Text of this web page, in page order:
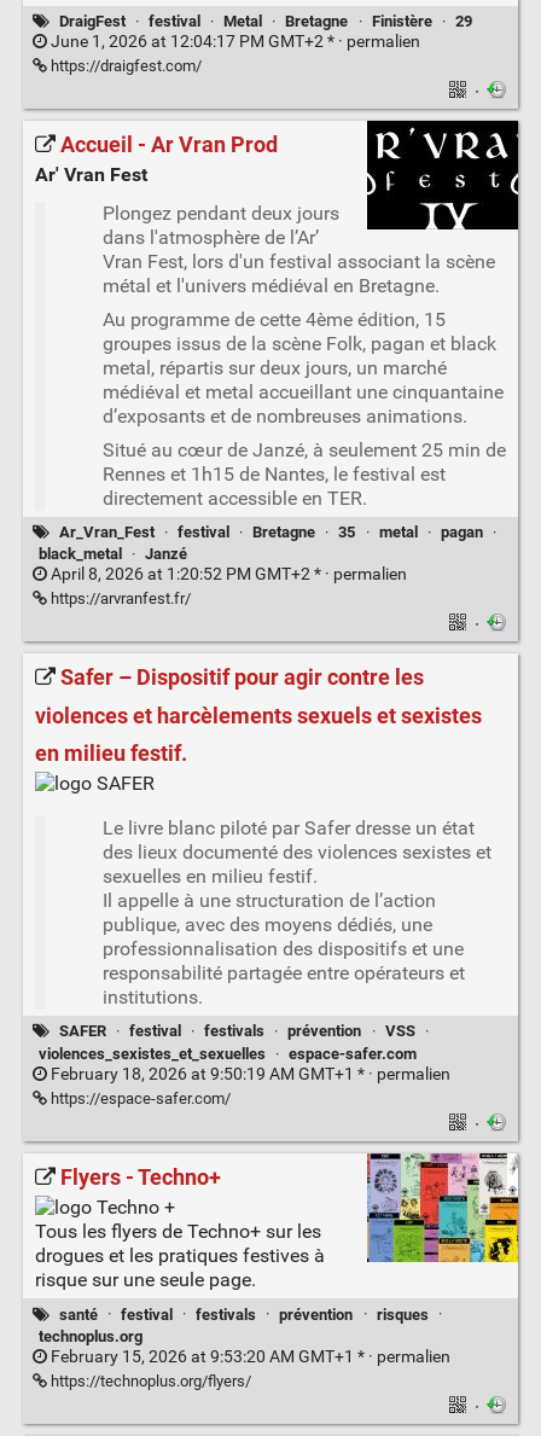
DraigFest · festival · Metal · Bretagne · Finistère · 29
June 1, 2026 at 12:04:17 PM GMT+2 * · permalien
https://draigfest.com/
·
Accueil - Ar Vran Prod
Ar' Vran Fest
Plongez pendant deux jours
dans l'atmosphère de l’Ar’
Vran Fest, lors d'un festival associant la scène
métal et l'univers médiéval en Bretagne.
Au programme de cette 4ème édition, 15
groupes issus de la scène Folk, pagan et black
metal, répartis sur deux jours, un marché
médiéval et metal accueillant une cinquantaine
d’exposants et de nombreuses animations.
Situé au cœur de Janzé, à seulement 25 min de
Rennes et 1h15 de Nantes, le festival est
directement accessible en TER.
Ar_Vran_Fest · festival · Bretagne · 35 · metal · pagan
·
black_metal
· Janzé
April 8, 2026 at 1:20:52 PM GMT+2 * · permalien
https://arvranfest.fr/
·
Safer – Dispositif pour agir contre les
violences et harcèlements sexuels et sexistes
en milieu festif.
Le livre blanc piloté par Safer dresse un état
des lieux documenté des violences sexistes et
sexuelles en milieu festif.
Il appelle à une structuration de l’action
publique, avec des moyens dédiés, une
professionnalisation des dispositifs et une
responsabilité partagée entre opérateurs et
institutions.
SAFER · festival · festivals · prévention · VSS
·
violences_sexistes_et_sexuelles
· espace-safer.com
February 18, 2026 at 9:50:19 AM GMT+1 * · permalien
https://espace-safer.com/
·
Flyers - Techno+
Tous les flyers de Techno+ sur les
drogues et les pratiques festives à
risque sur une seule page.
santé · festival · festivals · prévention · risques
·
technoplus.org
February 15, 2026 at 9:53:20 AM GMT+1 * · permalien
https://technoplus.org/flyers/
·